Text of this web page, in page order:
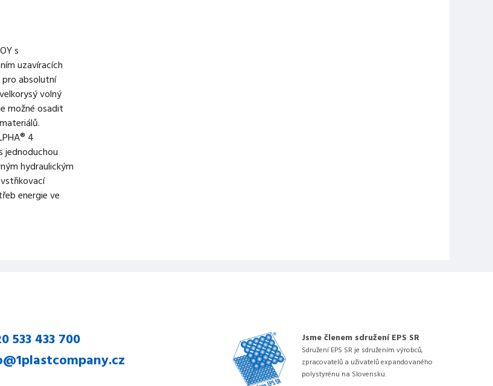
s
uzavíracích
pro absolutní
volný
možné osadit
4
jednoduchou
hydraulickým
energie ve
533 433 700
Jsme členem sdružení EPS SR
Sdružení EPS SR je sdružením výrobců,
zpracovatelů a uživatelů expandovaného
polystyrénu na Slovensku.